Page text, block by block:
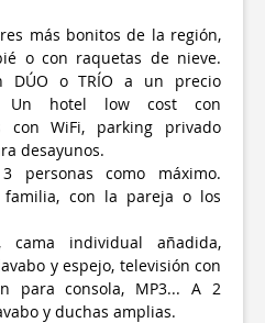
más bonitos de la región,
o con raquetas de nieve.
DÚO o TRÍO a un precio
Un hotel low cost con
con WiFi, parking privado
desayunos.
personas como máximo.
con la pareja o los
cama individual añadida,
y espejo, televisión con
para consola, MP3... A 2
y duchas amplias.